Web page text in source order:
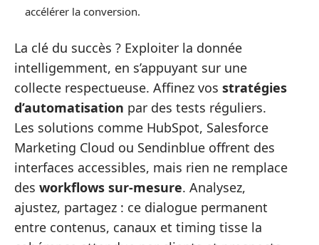
accélérer la conversion.
La clé du succès ? Exploiter la donnée
intelligemment, en s’appuyant sur une
collecte respectueuse. Affinez vos stratégies
d’automatisation par des tests réguliers.
Les solutions comme HubSpot, Salesforce
Marketing Cloud ou Sendinblue offrent des
interfaces accessibles, mais rien ne remplace
des workflows sur-mesure. Analysez,
ajustez, partagez : ce dialogue permanent
entre contenus, canaux et timing tisse la